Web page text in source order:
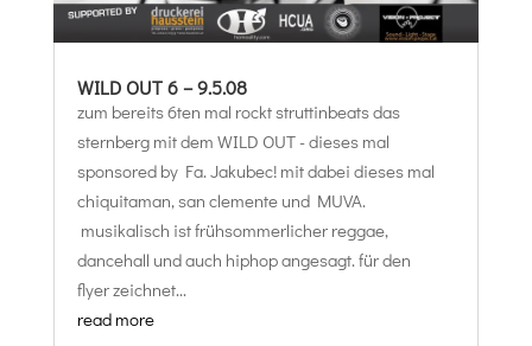
WILD OUT 6 – 9.5.08
zum bereits 6ten mal rockt struttinbeats das
sternberg mit dem WILD OUT - dieses mal
sponsored by Fa. Jakubec! mit dabei dieses mal
chiquitaman, san clemente und MUVA.
musikalisch ist frühsommerlicher reggae,
dancehall und auch hiphop angesagt. für den
flyer zeichnet...
read more